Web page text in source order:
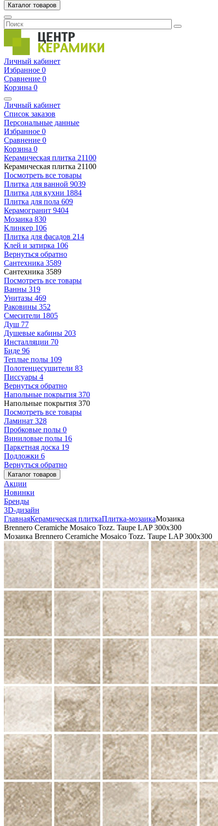
Каталог товаров
Личный кабинет
Избранное 0
Сравнение 0
Корзина 0
Личный кабинет
Список заказов
Персональные данные
Избранное 0
Сравнение 0
Корзина 0
Керамическая плитка 21100
Керамическая плитка 21100
Посмотреть все товары
Плитка для ванной 9039
Плитка для кухни 1884
Плитка для пола 609
Керамогранит 9404
Мозаика 830
Клинкер 106
Плитка для фасадов 214
Клей и затирка 106
Вернуться обратно
Сантехника 3589
Сантехника 3589
Посмотреть все товары
Ванны 319
Унитазы 469
Раковины 352
Смесители 1805
Душ 77
Душевые кабины 203
Инсталляции 70
Биде 96
Теплые полы 109
Полотенцесушители 83
Писсуары 4
Вернуться обратно
Напольные покрытия 370
Напольные покрытия 370
Посмотреть все товары
Ламинат 328
Пробковые полы 0
Виниловые полы 16
Паркетная доска 19
Подложки 6
Вернуться обратно
Каталог товаров
Акции
Новинки
Бренды
3D-дизайн
ГлавнаяКерамическая плиткаПлитка-мозаикаМозаика
Brennero Ceramiche Mosaico Tozz. Taupe LAP 300x300
Мозаика Brennero Ceramiche Mosaico Tozz. Taupe LAP 300x300